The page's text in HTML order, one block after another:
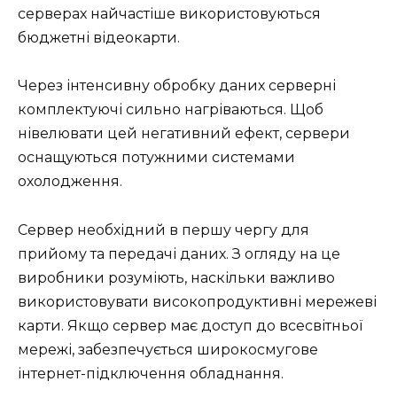
серверах найчастіше використовуються
бюджетні відеокарти.
Через інтенсивну обробку даних серверні
комплектуючі сильно нагріваються. Щоб
нівелювати цей негативний ефект, сервери
оснащуються потужними системами
охолодження.
Сервер необхідний в першу чергу для
прийому та передачі даних. З огляду на це
виробники розуміють, наскільки важливо
використовувати високопродуктивні мережеві
карти. Якщо сервер має доступ до всесвітньої
мережі, забезпечується широкосмугове
інтернет-підключення обладнання.